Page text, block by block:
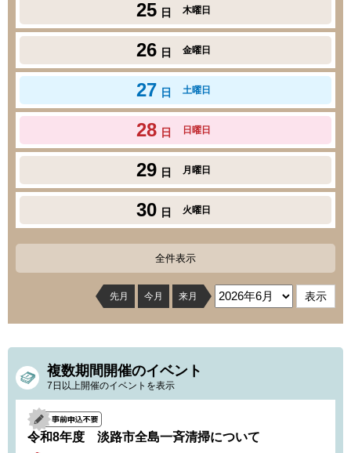
25 日 木曜日
26 日 金曜日
27 日 土曜日
28 日 日曜日
29 日 月曜日
30 日 火曜日
全件表示
先月 今月 来月
複数期間開催のイベント
7日以上開催のイベントを表示
令和8年度 淡路市全島一斉清掃について